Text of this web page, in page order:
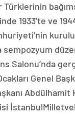
1933’te ve
sempozyum
Salonu’nda
Genel
Abdülhamit